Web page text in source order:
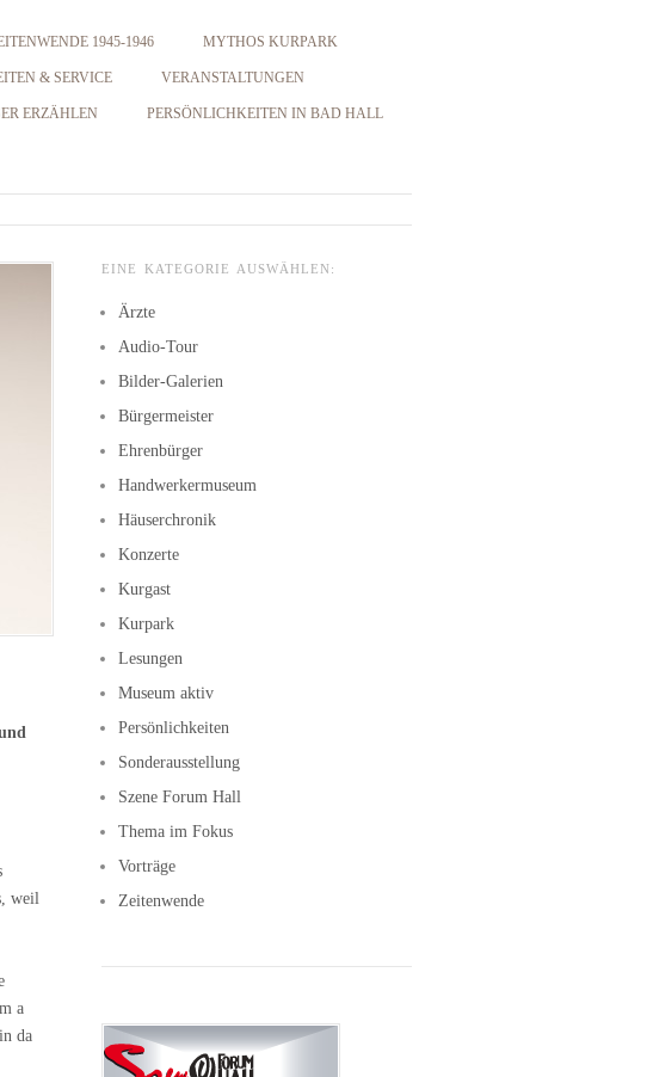
1945-1946 MYTHOS KURPARK
& SERVICE VERANSTALTUNGEN
ERZÄHLEN PERSÖNLICHKEITEN IN BAD HALL
weil
a
da
EINE KATEGORIE AUSWÄHLEN:
Ärzte
Audio-Tour
Bilder-Galerien
Bürgermeister
Ehrenbürger
Handwerkermuseum
Häuserchronik
Konzerte
Kurgast
Kurpark
Lesungen
Museum aktiv
Persönlichkeiten
Sonderausstellung
Szene Forum Hall
Thema im Fokus
Vorträge
Zeitenwende